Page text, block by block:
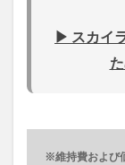
▶ スカイ
※維持費および